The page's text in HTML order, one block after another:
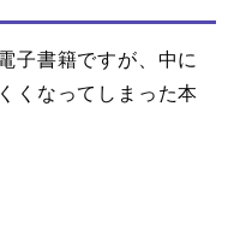
子書籍ですが、中に
くなってしまった本